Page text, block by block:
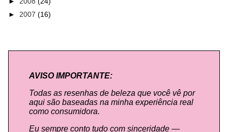
► 2007 (16)
AVISO IMPORTANTE:
Todas as resenhas de beleza que você vê por
aqui são baseadas na minha experiência real
como consumidora.
Eu sempre conto tudo com sinceridade —